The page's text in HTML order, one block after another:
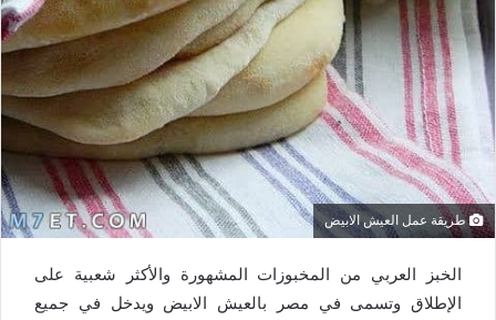
طريقة عمل العيش الابيض
الخبز العربي من المخبوزات المشهورة والأكثر شعبية على
الإطلاق وتسمى في مصر بالعيش الابيض ويدخل في جميع